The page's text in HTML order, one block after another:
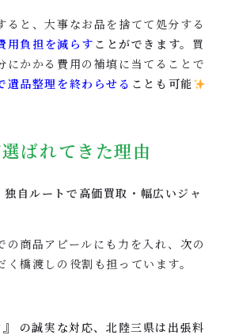
ると、大事なお品を捨てて処分する
用負担を減らす ことができます。 買
にかかる費用の補填に当てることで
遺品整理を終わらせる ことも可能
ばれてきた理由
独自ルートで高価買取・幅広いジャ
の商品アピールにも力を入れ、次の
橋渡しの役割も担っています。
の誠実な対応、北陸三県は出張料